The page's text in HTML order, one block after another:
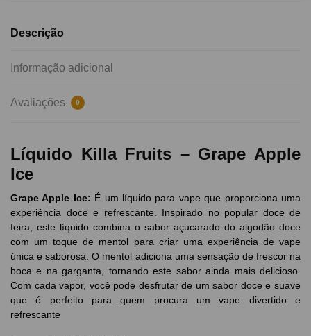
Descrição
Informação adicional
Avaliações 0
Líquido Killa Fruits – Grape Apple
Ice
Grape Apple Ice: É um líquido para vape que proporciona uma
experiência doce e refrescante. Inspirado no popular doce de
feira, este líquido combina o sabor açucarado do algodão doce
com um toque de mentol para criar uma experiência de vape
única e saborosa. O mentol adiciona uma sensação de frescor na
boca e na garganta, tornando este sabor ainda mais delicioso.
Com cada vapor, você pode desfrutar de um sabor doce e suave
que é perfeito para quem procura um vape divertido e
refrescante